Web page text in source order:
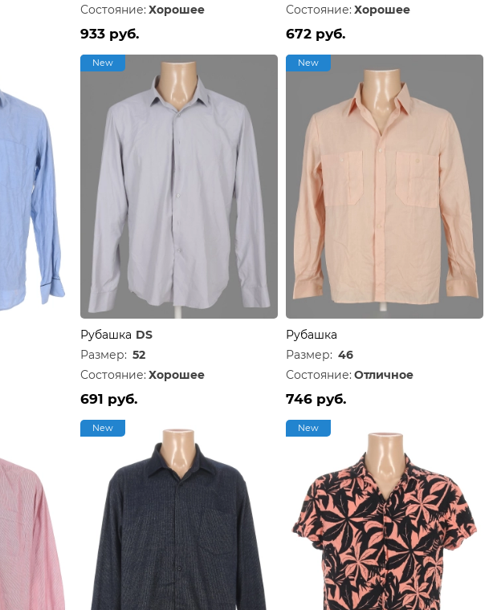
Состояние: Хорошее
933 руб.
Состояние: Хорошее
672 руб.
New
Рубашка DS
Размер: 52
Состояние: Хорошее
691 руб.
New
Рубашка
Размер: 46
Состояние: Отличное
746 руб.
New New